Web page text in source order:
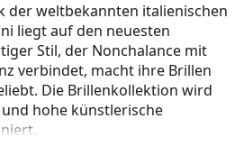
der weltbekannten italienischen
liegt auf den neuesten
Stil, der Nonchalance mit
verbindet, macht ihre Brillen
Die Brillenkollektion wird
hohe künstlerische